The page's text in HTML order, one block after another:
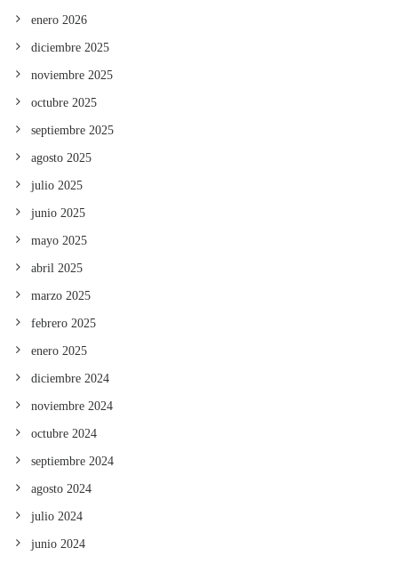
enero 2026
diciembre 2025
noviembre 2025
octubre 2025
septiembre 2025
agosto 2025
julio 2025
junio 2025
mayo 2025
abril 2025
marzo 2025
febrero 2025
enero 2025
diciembre 2024
noviembre 2024
octubre 2024
septiembre 2024
agosto 2024
julio 2024
junio 2024